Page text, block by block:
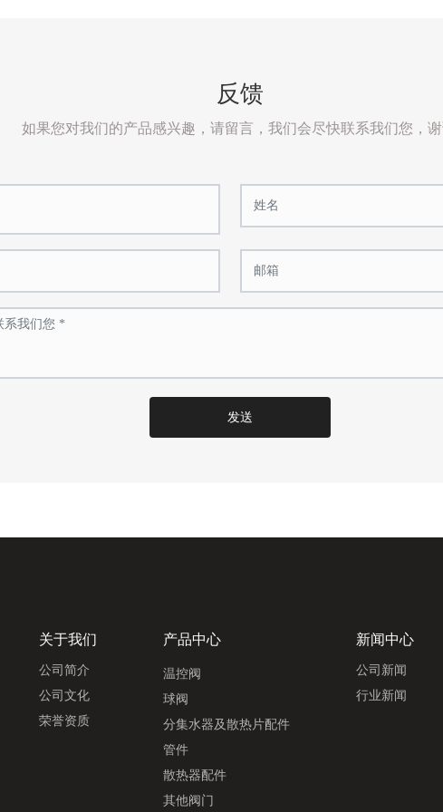
反馈
如果您对我们的产品感兴趣，请留言，我们会尽快联系我们您，
发送
关于我们
公司简介
公司文化
荣誉资质
产品中心
温控阀
球阀
分集水器及散热片配件
管件
散热器配件
其他阀门
新闻中心
公司新闻
行业新闻